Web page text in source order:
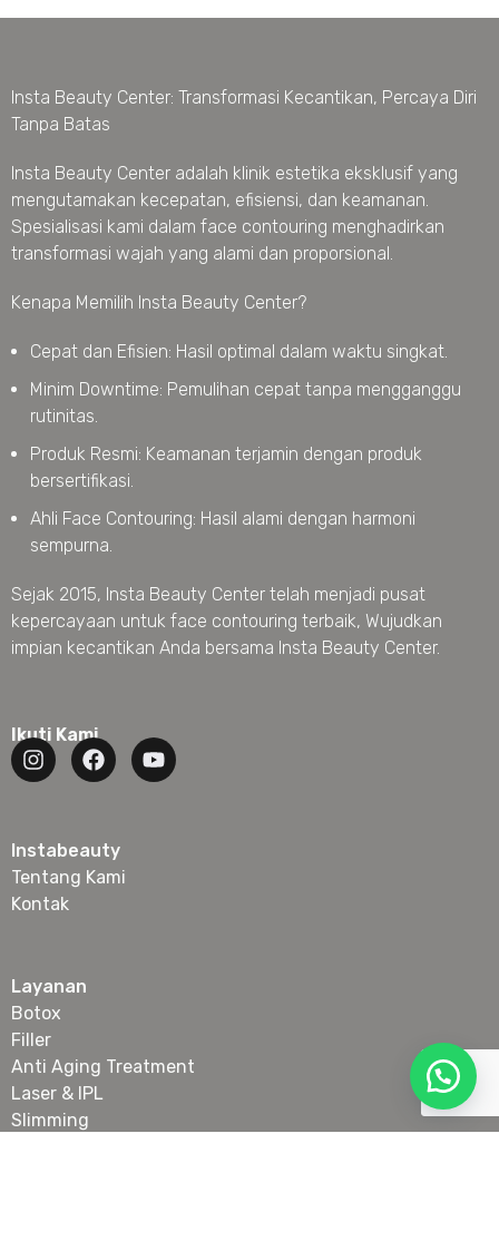
Insta Beauty Center: Transformasi Kecantikan, Percaya Diri
Tanpa Batas
Insta Beauty Center adalah klinik estetika eksklusif yang
mengutamakan kecepatan, efisiensi, dan keamanan.
Spesialisasi kami dalam face contouring menghadirkan
transformasi wajah yang alami dan proporsional.
Kenapa Memilih Insta Beauty Center?
Cepat dan Efisien: Hasil optimal dalam waktu singkat.
Minim Downtime: Pemulihan cepat tanpa mengganggu
rutinitas.
Produk Resmi: Keamanan terjamin dengan produk
bersertifikasi.
Ahli Face Contouring: Hasil alami dengan harmoni
sempurna.
Sejak 2015, Insta Beauty Center telah menjadi pusat
kepercayaan untuk face contouring terbaik, Wujudkan
impian kecantikan Anda bersama Insta Beauty Center.
Ikuti Kami
Instabeauty
Tentang Kami
Kontak
Layanan
Botox
Filler
Anti Aging Treatment
Laser & IPL
Slimming